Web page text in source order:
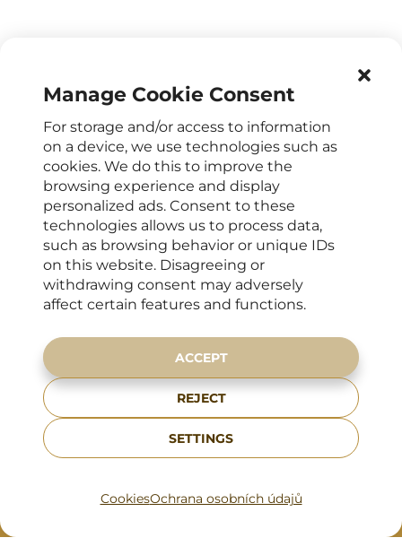
Manage Cookie Consent
For storage and/or access to information
on a device, we use technologies such as
cookies. We do this to improve the
browsing experience and display
personalized ads. Consent to these
technologies allows us to process data,
such as browsing behavior or unique IDs
on this website. Disagreeing or
withdrawing consent may adversely
affect certain features and functions.
ACCEPT
REJECT
SETTINGS
CookiesOchrana osobních údajů
Clinic Élysée
Mon – Fri: 8.30 - 16.30
Dental emergency Élysée
Mon – Fri: 8.30 - 16.30
KONTAKTY PRO KLIENTY
+420 222 266 206
ADDRESS
Francouzská 75/4,
120 00 Prague 2
Zobrazit na mapě